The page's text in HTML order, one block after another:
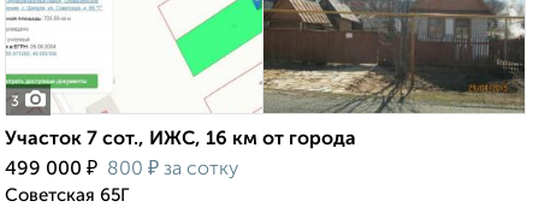
3
Участок 7 сот., ИЖС, 16 км от города
499 000 ₽ 800 ₽ за сотку
Советская 65Г